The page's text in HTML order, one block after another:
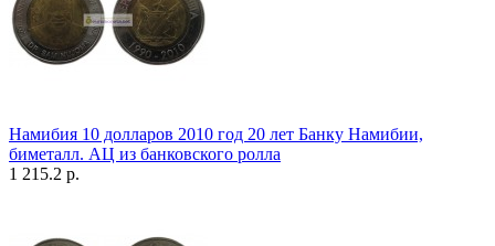
Намибия 10 долларов 2010 год 20 лет Банку Намибии,
биметалл. АЦ из банковского ролла
1 215.2 р.